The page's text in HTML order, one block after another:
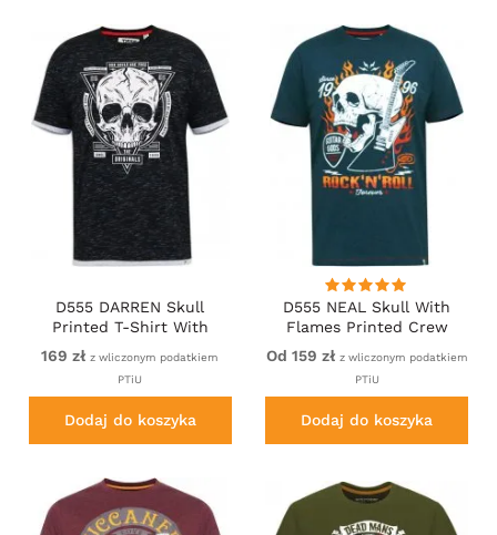
D555 DARREN Skull
Printed T-Shirt With
Double Layer On Hem &
Cuff Black Reno
169 zł z wliczonym podatkiem
PTiU
Dodaj do koszyka
D555 NEAL Skull With
Flames Printed Crew
Neck T-Shirt Navy/Blue
Twist
Od 159 zł z wliczonym podatkiem
PTiU
Dodaj do koszyka